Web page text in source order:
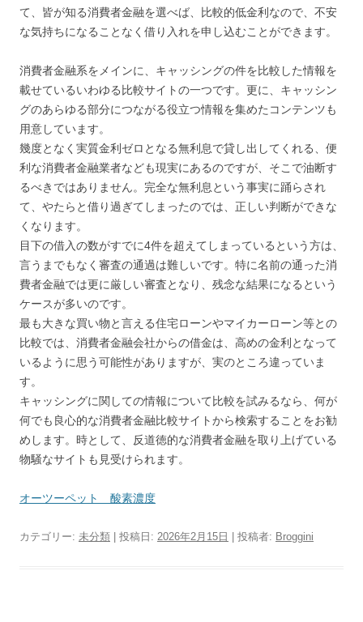
て、皆が知る消費者金融を選べば、比較的低金利なので、不安
な気持ちになることなく借り入れを申し込むことができます。
消費者金融系をメインに、キャッシングの件を比較した情報を
載せているいわゆる比較サイトの一つです。更に、キャッシン
グのあらゆる部分につながる役立つ情報を集めたコンテンツも
用意しています。
幾度となく実質金利ゼロとなる無利息で貸し出してくれる、便
利な消費者金融業者なども現実にあるのですが、そこで油断す
るべきではありません。完全な無利息という事実に踊らされ
て、やたらと借り過ぎてしまったのでは、正しい判断ができな
くなります。
目下の借入の数がすでに4件を超えてしまっているという方は、
言うまでもなく審査の通過は難しいです。特に名前の通った消
費者金融では更に厳しい審査となり、残念な結果になるという
ケースが多いのです。
最も大きな買い物と言える住宅ローンやマイカーローン等との
比較では、消費者金融会社からの借金は、高めの金利となって
いるように思う可能性がありますが、実のところ違っていま
す。
キャッシングに関しての情報について比較を試みるなら、何が
何でも良心的な消費者金融比較サイトから検索することをお勧
めします。時として、反道徳的な消費者金融を取り上げている
物騒なサイトも見受けられます。
オーツーペット 酸素濃度
カテゴリー: 未分類 | 投稿日: 2026年2月15日 投稿者: Broggini